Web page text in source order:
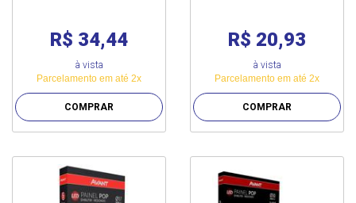
R$ 34,44
à vista
Parcelamento em até 2x
COMPRAR
R$ 20,93
à vista
Parcelamento em até 2x
COMPRAR